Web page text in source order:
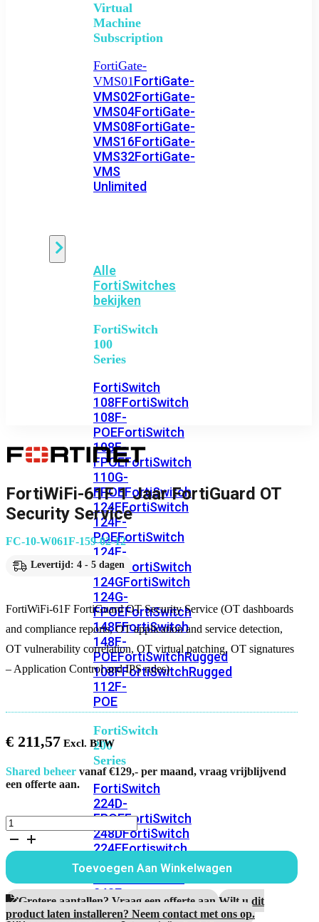
Virtual
Machine
Subscription
FortiGate-
VMS01FortiGate-
VMS02FortiGate-
VMS04FortiGate-
VMS08FortiGate-
VMS16FortiGate-
VMS32FortiGate-
VMS
Unlimited
Alle
FortiSwitches
bekijken
FortiSwitch
100
Series
FortiSwitch
108FFortiSwitch
108F-
POEFortiSwitch
108F-
FPOEFortiSwitch
110G-
FPOEFortiSwitch
124FFortiSwitch
124F-
POEFortiSwitch
124F-
FPOE FortiSwitch
124GFortiSwitch
124G-
FPOEFortiSwitch
148FFortiSwitch
148F-
POEFortiSwitchRugged
108FFortiSwitchRugged
112F-
POE
FortiSwitch
200
Series
FortiSwitch
224D-
FPOEFortiSwitch
248DFortiSwitch
224EFortiswitch
224E-
POEFortiSwitch
248E-
POE
FortiSwitch
FortiWiFi-61F 1 Jaar FortiGuard OT
Security Service
FC-10-W061F-159-02-12
Levertijd: 4 - 5 dagen
FortiWiFi-61F FortiGuard OT Security Service (OT dashboards
and compliance reports, OT application and service detection,
OT vulnerability correlation, OT virtual patching, OT signatures
– Application Control and IPS rules)
€ 211,57
Shared beheer vanaf €129,- per maand, vraag vrijblijvend
een offerte aan.
FortiWiFi-
61F
Jaar
FortiGuard
OT
Security
Service
Toevoegen Aan Winkelwagen
Grotere aantallen? Vraag een offerte aan.Wilt u dit
product laten installeren? Neem contact met ons op.